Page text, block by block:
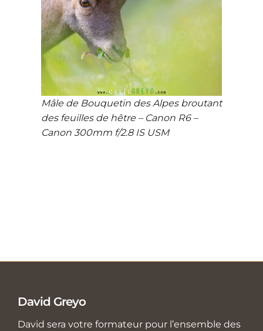
Mâle de Bouquetin des Alpes broutant
des feuilles de hêtre – Canon R6 –
Canon 300mm f/2.8 IS USM
David Greyo
David sera votre formateur pour l’ensemble des